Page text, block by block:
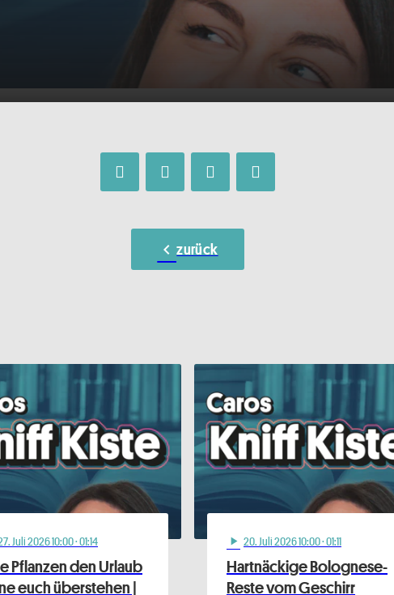
chevron_leftzurück
. Juli 2026 10:00· 01:14
Pflanzen den Urlaub
euch überstehen |
play_arrow 20. Juli 2026 10:00· 01:11
Hartnäckige Bolognese-
Reste vom Geschirr